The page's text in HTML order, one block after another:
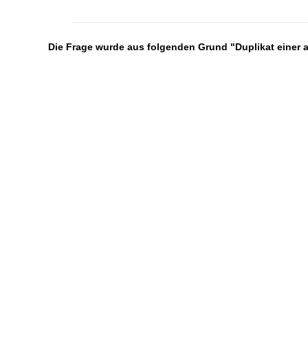
Die Frage wurde aus folgenden Grund "Duplikat einer